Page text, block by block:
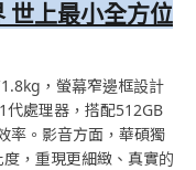
世上最小全方位
，螢幕窄邊框設計
處理器，搭配512GB
率。影音方面，華碩獨
，重現更細緻、真實的